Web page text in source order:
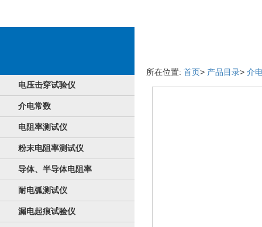
电压击穿试验仪
介电常数
电阻率测试仪
粉末电阻率测试仪
导体、半导体电阻率
耐电弧测试仪
漏电起痕试验仪
所在位置: 首页> 产品目录> 介